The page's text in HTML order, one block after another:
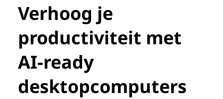
Verhoog je
productiviteit met
AI-ready
desktopcomputers